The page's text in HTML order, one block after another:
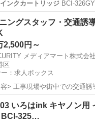
インクカートリッジBCI-
インクカートリッジ
ングスタッフ・交通誘
2,500円～
メディアマート株式会社
区
：求人ボックス
> 工事現場や街中での交通誘
らの柔軟なシフトで、無理
給など、熱中症・安全対策も
誘導 安全確...
約社員
いろはink キヤノン用
BCI-325…